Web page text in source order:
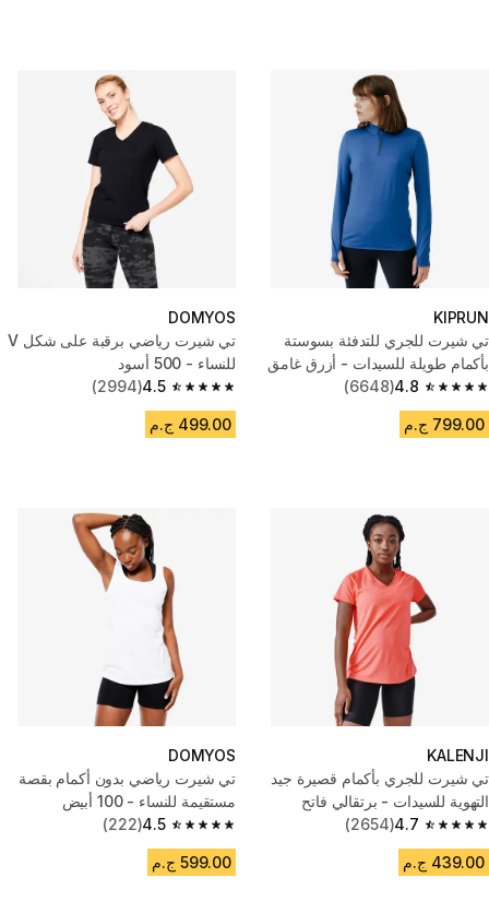
KIPRUN
تي شيرت للجري للتدفئة بسوستة
بأكمام طويلة للسيدات - أزرق غامق
4.8
4.8 out of 5 stars from 6648 reviews
(6648)
799.00 ج.م
DOMYOS
تي شيرت رياضي برقبة على شكل V
للنساء - 500 أسود
4.5
4.5 out of 5 stars from 2994 reviews
(2994)
499.00 ج.م
KALENJI
تي شيرت للجري بأكمام قصيرة جيد
التهوية للسيدات - برتقالي فاتح
4.7
4.7 out of 5 stars from 2654 reviews
(2654)
439.00 ج.م
DOMYOS
تي شيرت رياضي بدون أكمام بقصة
مستقيمة للنساء - 100 أبيض
4.5
4.5 out of 5 stars from 222 reviews
(222)
599.00 ج.م